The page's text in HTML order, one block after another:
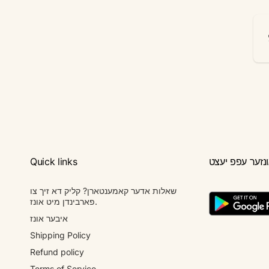
Quick links
שאלות אדער קאמענטארן? קליק דא זיך צו
פארבינדן מיט אונז.
איבער אונז
Shipping Policy
Refund policy